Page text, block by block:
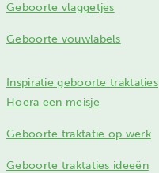
Geboorte vlaggetjes
Geboorte vouwlabels
Inspiratie geboorte traktaties
Hoera een meisje
Geboorte traktatie op werk
Geboorte traktaties ideeën